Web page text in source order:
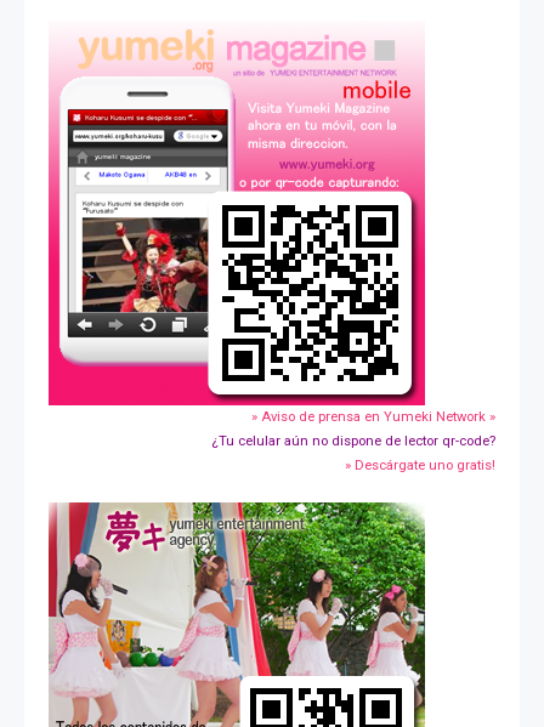
» Aviso de prensa en Yumeki Network »
¿Tu celular aún no dispone de lector qr-code?
» Descárgate uno gratis!